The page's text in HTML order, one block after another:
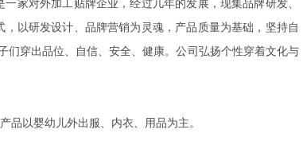
家对外加工贴牌企业，经过几年的发展，现集品牌研发、
以研发设计、品牌营销为灵魂，产品质量为基础，坚持自
穿出品位、自信、安全、健康。公司弘扬个性穿着文化与
品以婴幼儿外出服、内衣、用品为主。